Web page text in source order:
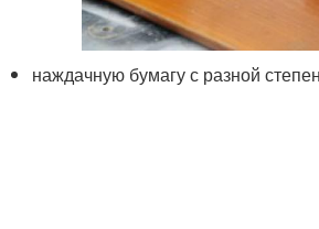
наждачную бумагу с разной